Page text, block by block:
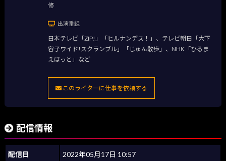
修
出演番組
日本テレビ「ZIP!」「ヒルナンデス！」、テレビ朝日「大下
容子ワイド!スクランブル」「じゅん散歩」、NHK「ひるま
えほっと」など
このライターに仕事を依頼する
配信情報
配信日 2022年05月17日 10:57